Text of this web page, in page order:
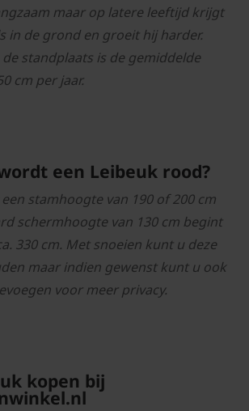
maar op latere leeftijd krijgt
in de grond en groeit hij harder.
standplaats is de gemiddelde
cm per jaar.
een Leibeuk rood?
stamhoogte van 190 of 200 cm
schermhoogte van 130 cm begint
330 cm. Met snoeien kunt u deze
maar indien gewenst kunt u ook
voor meer privacy.
kopen bij